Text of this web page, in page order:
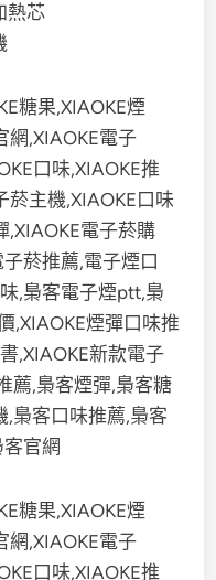
熱芯